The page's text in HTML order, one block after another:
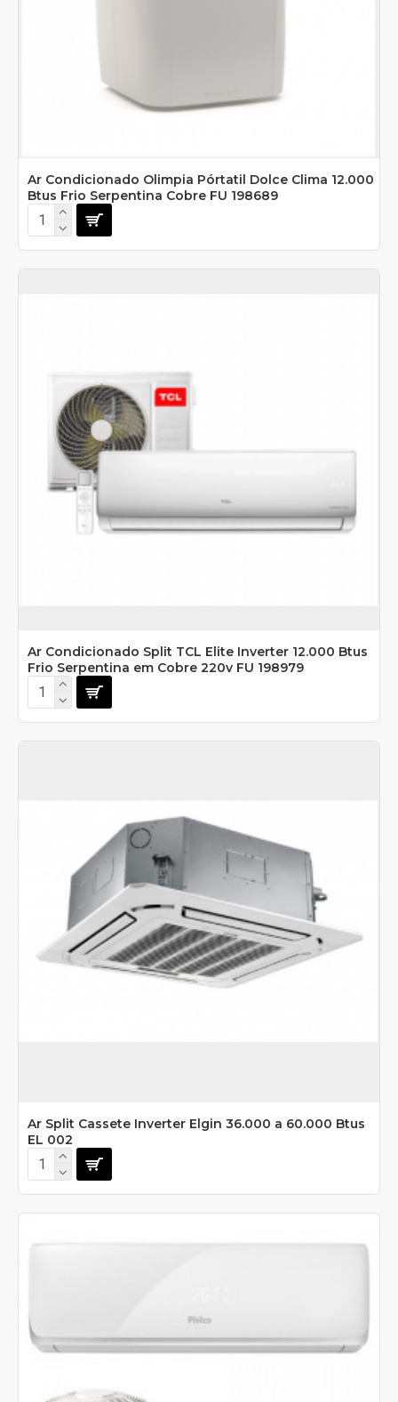
Ar Condicionado Olimpia Pórtatil Dolce Clima 12.000
Btus Frio Serpentina Cobre FU 198689
Ar Condicionado Split TCL Elite Inverter 12.000 Btus
Frio Serpentina em Cobre 220v FU 198979
Ar Split Cassete Inverter Elgin 36.000 a 60.000 Btus
EL 002